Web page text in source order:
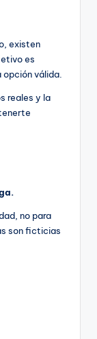
existen
es
opción válida.
reales y la
no para
son ficticias